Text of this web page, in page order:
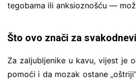
tegobama ili anksioznošću —
Što ovo znači za
Za zaljubljenike u kavu, vijest je
pomoći i da mozak ostane